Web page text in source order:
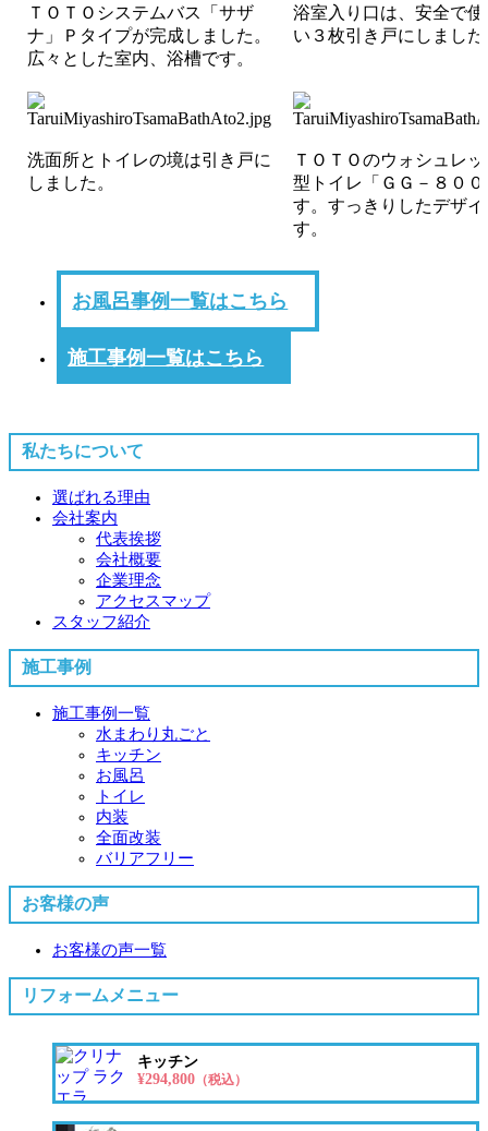
ＴＯＴＯシステムバス「サザ
ナ」Ｐタイプが完成しました。
広々とした室内、浴槽です。
浴室入り口は、安全で
い３枚引き戸にしました
洗面所とトイレの境は引き戸に
しました。
ＴＯＴＯのウォシュレ
型トイレ「ＧＧ－８００
す。すっきりしたデザイ
す。
お風呂事例一覧はこちら
施工事例一覧はこちら
私たちについて
選ばれる理由
会社案内
代表挨拶
会社概要
企業理念
アクセスマップ
スタッフ紹介
施工事例
施工事例一覧
水まわり丸ごと
キッチン
お風呂
トイレ
内装
全面改装
バリアフリー
お客様の声
お客様の声一覧
リフォームメニュー
キッチン
¥294,800（税込）